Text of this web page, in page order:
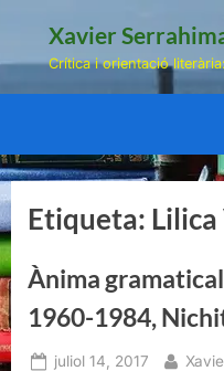
Xavier
Crítica i orientació
Etiqueta:
Ànima
1960-1984,
Posted
juliol 14, 2017 By